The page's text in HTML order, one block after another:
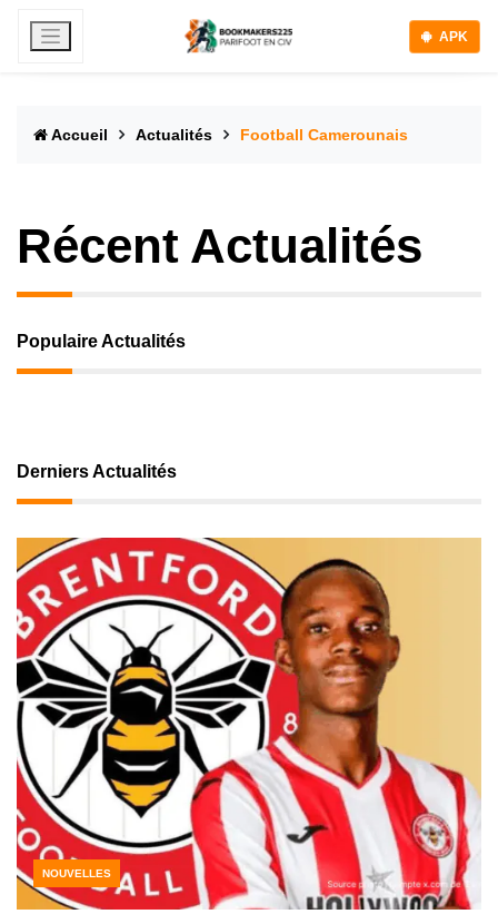
APK
Accueil Actualités Football Camerounais
Récent Actualités
Populaire Actualités
Derniers Actualités
NOUVELLES